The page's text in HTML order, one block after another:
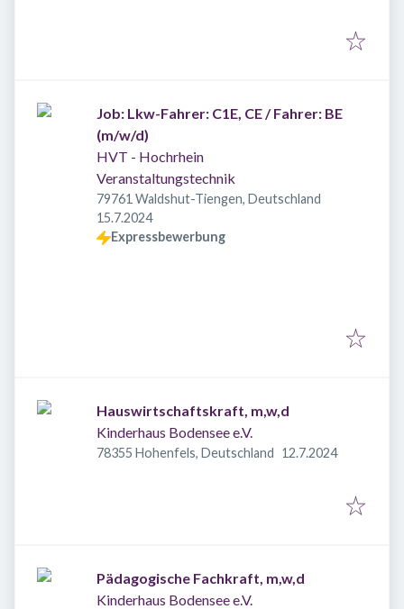
Job: Lkw-Fahrer: C1E, CE / Fahrer: BE
(m/w/d)
HVT - Hochrhein
Veranstaltungstechnik
79761 Waldshut-Tiengen, Deutschland
Veröffentlicht
15.7.2024
Expressbewerbung
Hauswirtschaftskraft, m,w,d
Kinderhaus Bodensee e.V.
78355 Hohenfels, Deutschland Veröffentlicht
12.7.2024
Pädagogische Fachkraft, m,w,d
Kinderhaus Bodensee e.V.